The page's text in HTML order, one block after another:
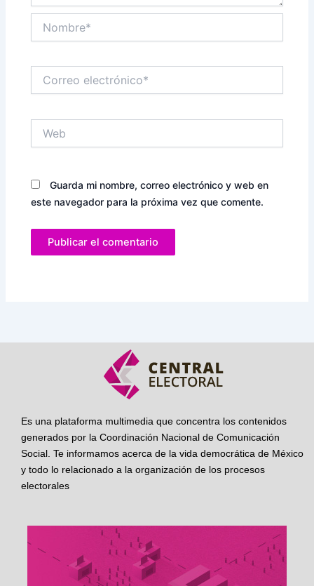
electrónico*
Guarda mi nombre, correo electrónico y web en
este navegador para la próxima vez que comente.
Es una plataforma multimedia que concentra los contenidos
generados por la Coordinación Nacional de Comunicación
Social. Te informamos acerca de la vida democrática de México
y todo lo relacionado a la organización de los procesos
electorales